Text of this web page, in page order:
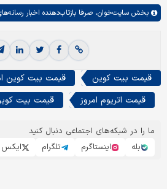
بخش سایت‌خوان، صرفا بازتاب‌دهنده اخبار
قیمت بیت کوین قیمت بیت کوین
قیمت اتریوم امروز
قیمت بیت
ما را در شبکه‌های اجتماعی دنبال کنید
بله
اینستاگرم تلگرام ایکس